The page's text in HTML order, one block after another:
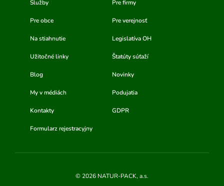
Služby Pre firmy
Pre obce Pre verejnosť
Na stiahnutie Legislatíva OH
Užitočné linky Štatúty súťaží
Blog Novinky
My v médiách Podujatia
Kontakty GDPR
Formularz rejestracyjny
© 2026 NATUR-PACK, a.s.